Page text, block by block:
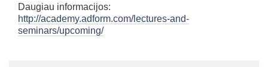
Daugiau informacijos:
http://academy.adform.com/lectures-and-
seminars/upcoming/